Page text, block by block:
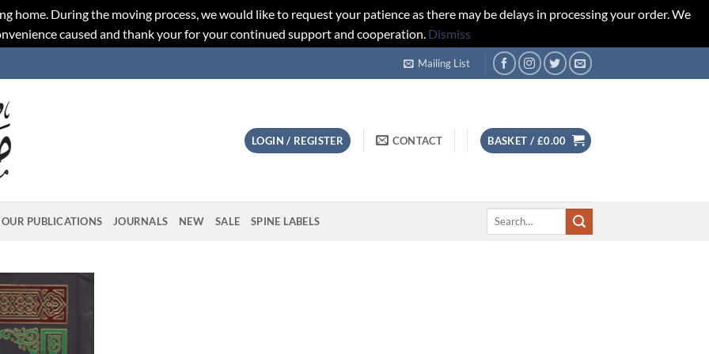
home. During the moving process, we would like to request your patience as there may be delays in processing your order. We
caused and thank your for your continued support and cooperation. Dismiss
Mailing List
LOGIN / REGISTER CONTACT BASKET / £0.00
OUR PUBLICATIONS JOURNALS NEW SALE SPINE LABELS
Search